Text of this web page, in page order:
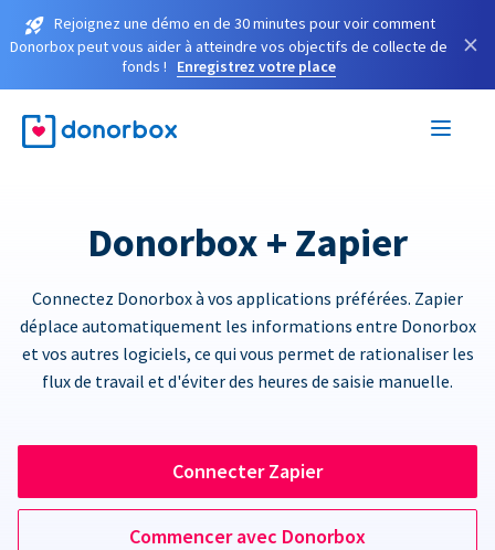
Rejoignez une démo en de 30 minutes pour voir comment
Donorbox peut vous aider à atteindre vos objectifs de collecte de
fonds !
Enregistrez votre place
×
Donorbox + Zapier
Connectez Donorbox à vos applications préférées. Zapier
déplace automatiquement les informations entre Donorbox
et vos autres logiciels, ce qui vous permet de rationaliser les
flux de travail et d'éviter des heures de saisie manuelle.
Connecter Zapier
Commencer avec Donorbox